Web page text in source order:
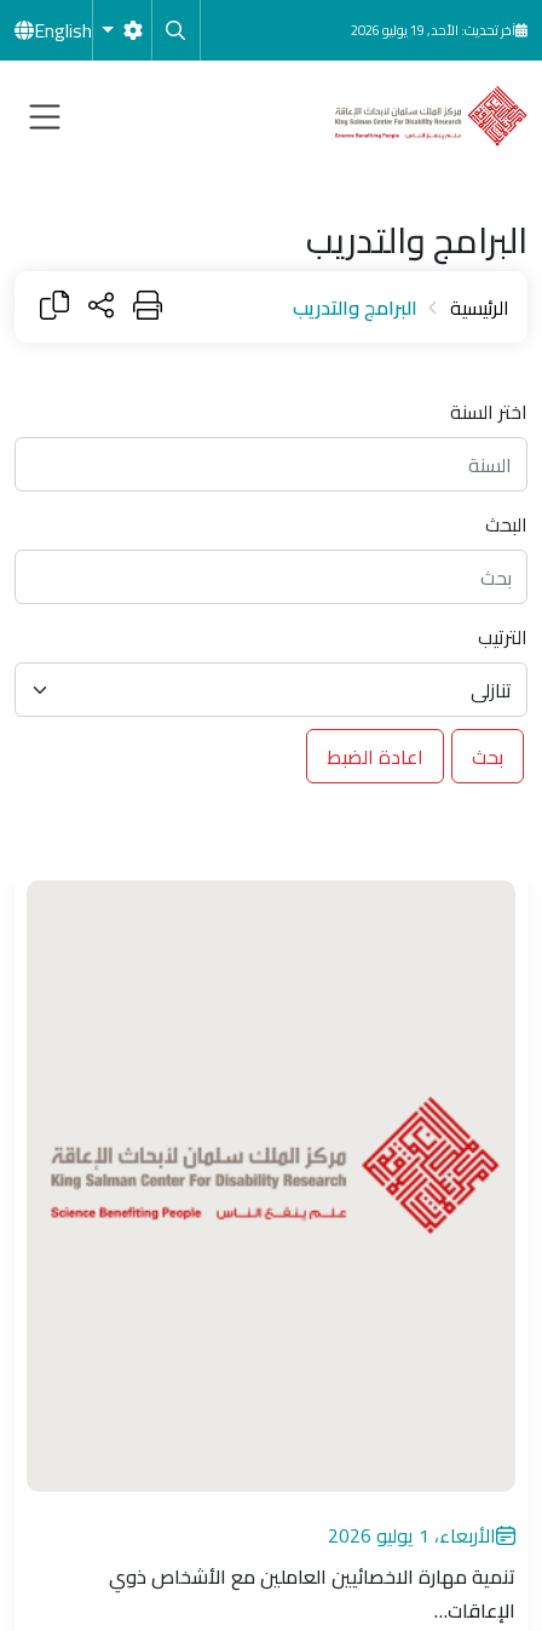
تجاوز إلى المحتوى الرئيسي
آخر تحديث: الأحد, 19 يوليو 2026 English
البرامج والتدريب
الرئيسية البرامج والتدريب
اختر السنة
البحث
الترتيب
بحث اعادة الضبط
الأربعاء، 1 يوليو 2026
تنمية مهارة الاخصائيين العاملين مع الأشخاص ذوي
الإعاقات…